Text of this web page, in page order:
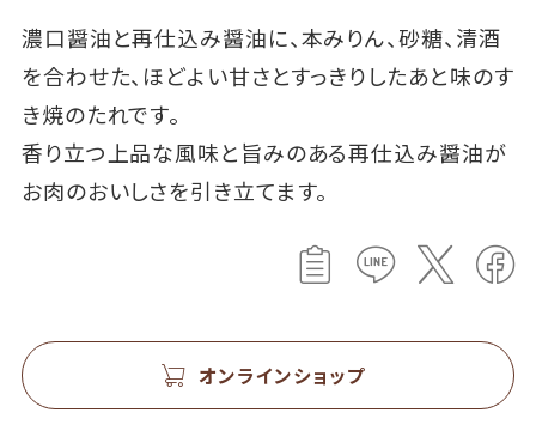
濃口醤油と再仕込み醤油に、本みりん、砂糖、清酒
を合わせた、ほどよい甘さとすっきりしたあと味のす
き焼のたれです。
香り立つ上品な風味と旨みのある再仕込み醤油が
お肉のおいしさを引き立てます。
オンラインショップ